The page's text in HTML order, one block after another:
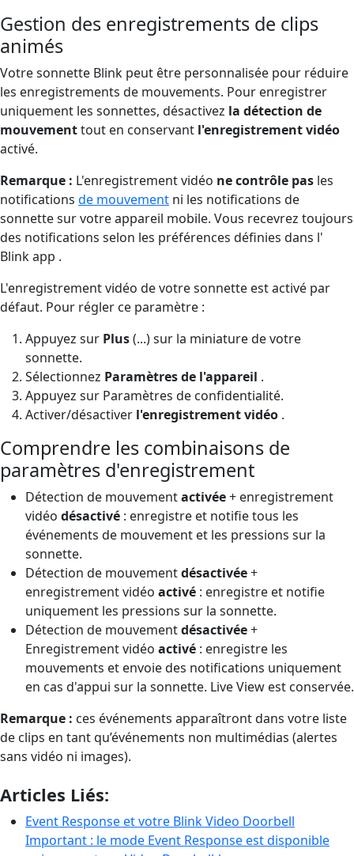
Gestion des enregistrements de clips
animés
Votre sonnette Blink peut être personnalisée pour réduire
les enregistrements de mouvements. Pour enregistrer
uniquement les sonnettes, désactivez la détection de
mouvementtout en conservant l'enregistrement vidéo
activé.
Remarque : L'enregistrement vidéo ne contrôle pas les
notifications de mouvement ni les notifications de
sonnette sur votre appareil mobile. Vous recevrez toujours
des notifications selon les préférences définies dans l'
Blink app .
L'enregistrement vidéo de votre sonnette est activé par
défaut. Pour régler ce paramètre :
Appuyez sur Plus(...) sur la miniature de votre
sonnette.
Sélectionnez Paramètres de l'appareil .
Appuyez sur Paramètres de confidentialité.
Activer/désactiver l'enregistrement vidéo .
Comprendre les combinaisons de
paramètres d'enregistrement
Détection de mouvementactivée+ enregistrement
vidéo désactivé : enregistre et notifie tous les
événements de mouvement et les pressions sur la
sonnette.
Détection de mouvementdésactivée+
enregistrement vidéo activé : enregistre et notifie
uniquement les pressions sur la sonnette.
Détection de mouvementdésactivée+
Enregistrement vidéo activé : enregistre les
mouvements et envoie des notifications uniquement
en cas d'appui sur la sonnette. Live View est conservée.
Remarque : ces événements apparaîtront dans votre liste
de clips en tant qu’événements non multimédias (alertes
sans vidéo ni images).
Articles Liés:
Event Response et votre Blink Video Doorbell
Important : le mode Event Response est disponible